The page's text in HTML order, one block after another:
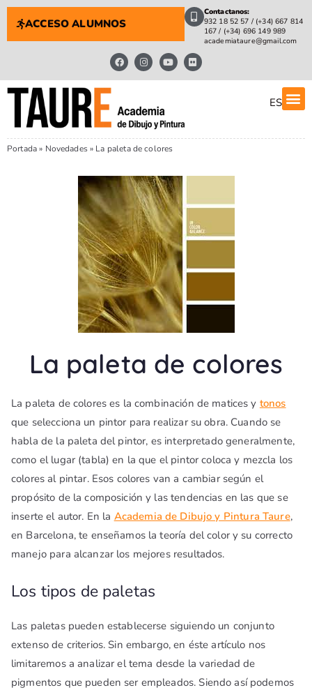
ACCESO ALUMNOS
Contactanos:
932 18 52 57 / (+34) 667 814
167 / (+34) 696 149 989
academiataure@gmail.com
ES
Portada» Novedades» La paleta de colores
La paleta de colores
La paleta de colores es la combinación de matices y tonos
que selecciona un pintor para realizar su obra. Cuando se
habla de la paleta del pintor, es interpretado generalmente,
como el lugar (tabla) en la que el pintor coloca y mezcla los
colores al pintar. Esos colores van a cambiar según el
propósito de la composición y las tendencias en las que se
inserte el autor. En la Academia de Dibujo y Pintura Taure,
en Barcelona, te enseñamos la teoría del color y su correcto
manejo para alcanzar los mejores resultados.
Los tipos de paletas
Las paletas pueden establecerse siguiendo un conjunto
extenso de criterios. Sin embargo, en éste artículo nos
limitaremos a analizar el tema desde la variedad de
pigmentos que pueden ser empleados. Siendo así podemos